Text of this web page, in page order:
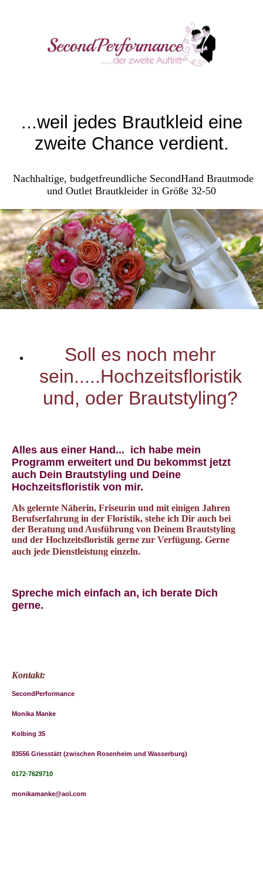
...weil jedes Brautkleid eine
zweite Chance verdient.
Nachhaltige, budgetfreundliche SecondHand Brautmode
und Outlet Brautkleider in Größe 32-50
Soll es noch mehr
sein.....Hochzeitsfloristik
und, oder Brautstyling?
Alles aus einer Hand... ich habe mein
Programm erweitert und Du bekommst jetzt
auch Dein Brautstyling und Deine
Hochzeitsfloristik von mir.
Als gelernte Näherin, Friseurin und mit einigen Jahren
Berufserfahrung in der Floristik, stehe ich Dir auch bei
der Beratung und Ausführung von Deinem Brautstyling
und der Hochzeitsfloristik gerne zur Verfügung. Gerne
auch jede Dienstleistung einzeln.
Spreche mich einfach an, ich berate Dich
gerne.
Kontakt:
SecondPerformance
Monika Manke
Kolbing 35
83556 Griesstätt (zwischen Rosenheim und Wasserburg)
0172-7629710
monikamanke@aol.com